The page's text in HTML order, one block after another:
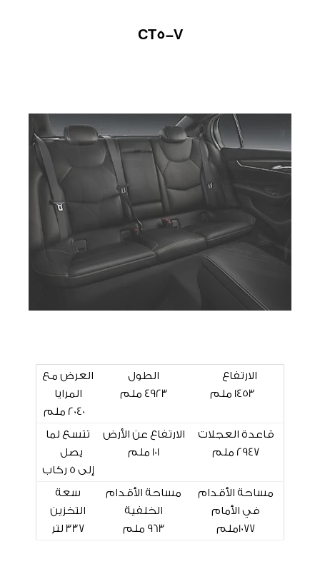
CT5-V
الارتفاع
الطول
4923 ملم
العرض مع
المرايا
قاعدة العجلات
2947 ملم
الارتفاع عن الأرض
تتسع لما
يصل
إلى 5 ركاب
مساحة الأقدام
في الأمام
1077ملم
مساحة الأقدام
الخلفية
963 ملم
سعة
التخزين
337 لتر